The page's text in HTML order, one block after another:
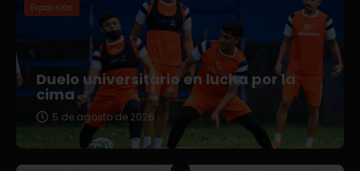
Expansión
Duelo universitario en lucha por la
cima
5 de agosto de 2026